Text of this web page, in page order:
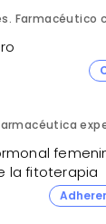
la fitoterapia